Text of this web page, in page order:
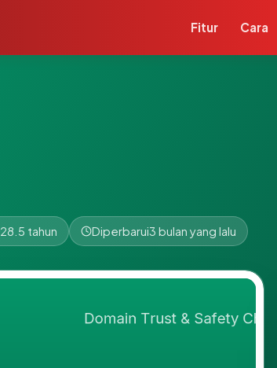
Fitur Cara
28.5 tahun Diperbarui3 bulan yang lalu